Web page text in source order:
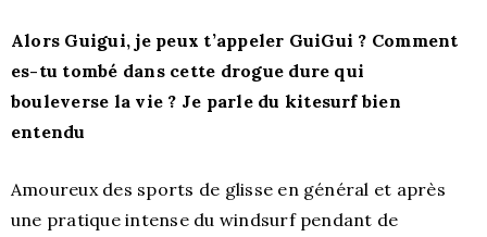
Alors Guigui, je peux t’appeler GuiGui ? Comment
es-tu tombé dans cette drogue dure qui
bouleverse la vie ? Je parle du kitesurf bien
entendu
Amoureux des sports de glisse en général et après
une pratique intense du windsurf pendant de